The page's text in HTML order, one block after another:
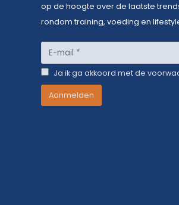
op de hoogte over de laatste
rondom training, voeding en
Ja ik ga akkoord met de